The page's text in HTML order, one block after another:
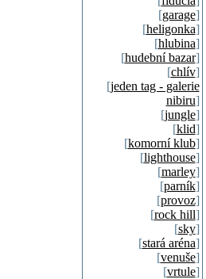
[garage]
[heligonka]
[hlubina]
[hudební bazar]
[chlív]
[jeden tag - galerie
nibiru]
[jungle]
[klid]
[komorní klub]
[lighthouse]
[marley]
[parník]
[provoz]
[rock hill]
[sky]
[stará aréna]
[venuše]
[vrtule]